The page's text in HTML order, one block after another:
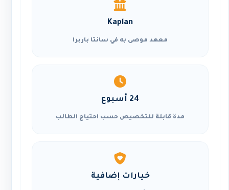
Kaplan
معهد موصى به في سانتا باربرا
24 أسبوع
مدة قابلة للتخصيص حسب احتياج الطالب
خيارات إضافية